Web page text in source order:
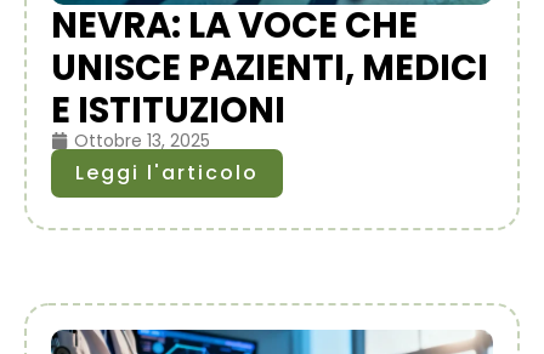
NEVRA: LA VOCE CHE
UNISCE PAZIENTI, MEDICI
E ISTITUZIONI
Ottobre 13, 2025
Leggi l'articolo